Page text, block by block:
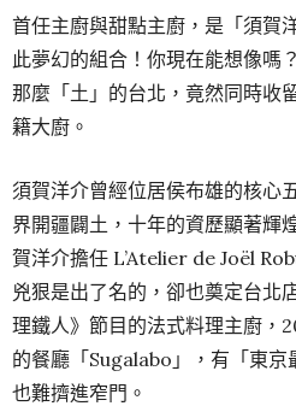
首任主廚與甜點主廚，是「須賀
此夢幻的組合！你現在能想像嗎
那麼「土」的台北，竟然同時收
籍大廚。
須賀洋介曾經位居侯布雄的核心
界開疆闢土，十年的資歷顯著輝
賀洋介擔任 L’Atelier de Joël
兇狠是出了名的，卻也奠定台北
理鐵人》節目的法式料理主廚，
的餐廳「Sugalabo」，有「東
也難擠進窄門。